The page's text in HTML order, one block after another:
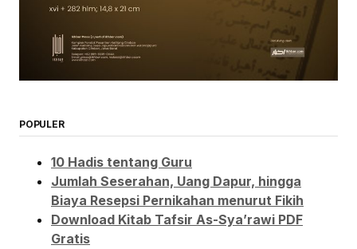
POPULER
10 Hadis tentang Guru
Jumlah Seserahan, Uang Dapur, hingga
Biaya Resepsi Pernikahan menurut Fikih
Download Kitab Tafsir As-Sya’rawi PDF
Gratis